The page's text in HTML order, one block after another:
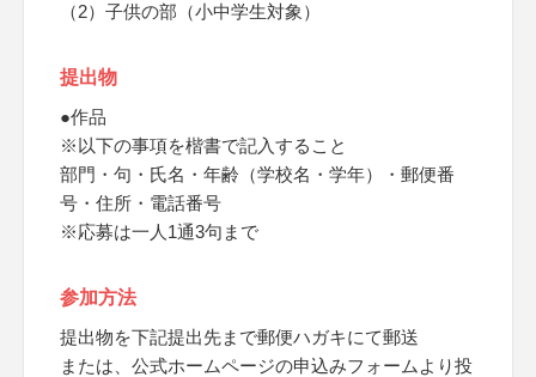
（2）子供の部（小中学生対象）
提出物
●作品
※以下の事項を楷書で記入すること
部門・句・氏名・年齢（学校名・学年）・郵便番
号・住所・電話番号
※応募は一人1通3句まで
参加方法
提出物を下記提出先まで郵便ハガキにて郵送
または、公式ホームページの申込みフォームより投